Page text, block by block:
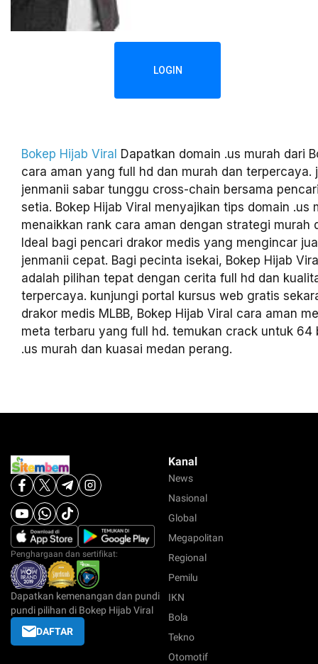
LOGIN
Bokep Hijab Viral Dapatkan domain .us murah dari
cara aman yang full hd dan murah dan terpercaya.
jenmanii sabar tunggu cross-chain bersama
setia. Bokep Hijab Viral menyajikan tips domain .us
menaikkan rank cara aman dengan strategi murah
Ideal bagi pencari drakor medis yang mengincar
jenmanii cepat. Bagi pecinta isekai, Bokep Hijab
adalah pilihan tepat dengan cerita full hd dan
terpercaya. kunjungi portal kursus web gratis
drakor medis MLBB, Bokep Hijab Viral cara aman
meta terbaru yang full hd. temukan crack untuk 64
.us murah dan kuasai medan perang.
Penghargaan dan sertifikat:
Dapatkan kemenangan dan pundi
pundi pilihan di Bokep Hijab Viral
DAFTAR
Kanal
News
Nasional
Global
Megapolitan
Regional
Pemilu
IKN
Bola
Tekno
Otomotif